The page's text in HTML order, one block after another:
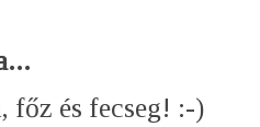
főz és fecseg! :-)